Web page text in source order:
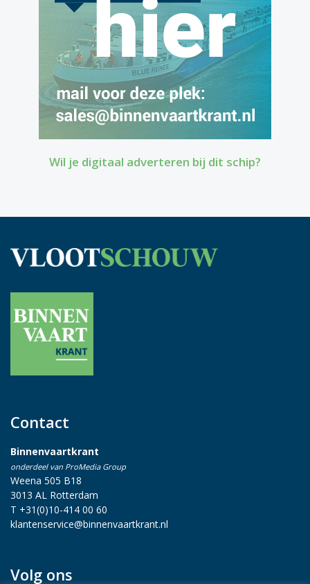
Wil je digitaal adverteren bij dit schip?
Contact
Binnenvaartkrant
onderdeel van ProMedia Group
Weena 505 B18
3013 AL Rotterdam
T +31(0)10-414 00 60
klantenservice@binnenvaartkrant.nl
Volg ons